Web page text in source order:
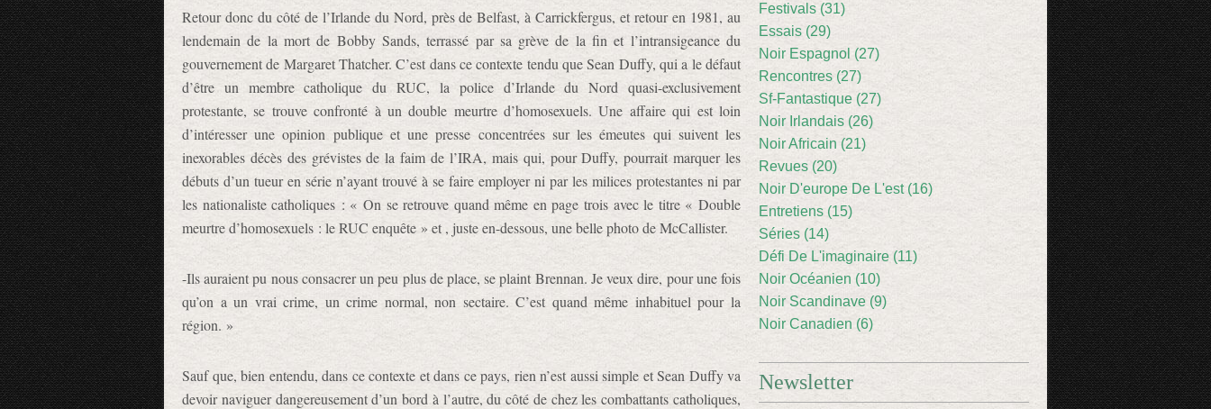
Retour donc du côté de l’Irlande du Nord, près de Belfast, à Carrickfergus, et retour en 1981, au
lendemain de la mort de Bobby Sands, terrassé par sa grève de la fin et l’intransigeance du
gouvernement de Margaret Thatcher. C’est dans ce contexte tendu que Sean Duffy, qui a le défaut
d’être un membre catholique du RUC, la police d’Irlande du Nord quasi-exclusivement
protestante, se trouve confronté à un double meurtre d’homosexuels. Une affaire qui est loin
d’intéresser une opinion publique et une presse concentrées sur les émeutes qui suivent les
inexorables décès des grévistes de la faim de l’IRA, mais qui, pour Duffy, pourrait marquer les
débuts d’un tueur en série n’ayant trouvé à se faire employer ni par les milices protestantes ni par
les nationaliste catholiques : « On se retrouve quand même en page trois avec le titre « Double
meurtre d’homosexuels : le RUC enquête » et , juste en-dessous, une belle photo de McCallister.
-Ils auraient pu nous consacrer un peu plus de place, se plaint Brennan. Je veux dire, pour une fois
qu’on a un vrai crime, un crime normal, non sectaire. C’est quand même inhabituel pour la
région. »
Sauf que, bien entendu, dans ce contexte et dans ce pays, rien n’est aussi simple et Sean Duffy va
devoir naviguer dangereusement d’un bord à l’autre, du côté de chez les combattants catholiques,
Festivals (31)
Essais (29)
Noir Espagnol (27)
Rencontres (27)
Sf-Fantastique (27)
Noir Irlandais (26)
Noir Africain (21)
Revues (20)
Noir D'europe De L'est (16)
Entretiens (15)
Séries (14)
Défi De L'imaginaire (11)
Noir Océanien (10)
Noir Scandinave (9)
Noir Canadien (6)
Newsletter